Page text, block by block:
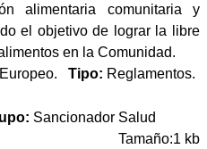
alimentaria comunitaria y
el objetivo de lograr la libre
en la Comunidad.
Tipo: Reglamentos.
Sancionador Salud
Tamaño:1 kb